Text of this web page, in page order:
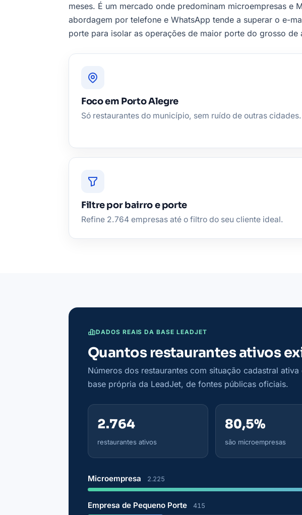
meses. É um mercado onde predominam microempresas e
abordagem por telefone e WhatsApp tende a superar o e-
porte para isolar as operações de maior porte do grosso de
Foco em Porto Alegre
Só restaurantes do município, sem ruído de outras cidades.
Filtre por bairro e porte
Refine 2.764 empresas até o filtro do seu cliente ideal.
DADOS REAIS DA BASE LEADJET
Quantos restaurantes ativos
Números dos restaurantes com situação cadastral ativa
base própria da LeadJet, de fontes públicas oficiais.
2.764
restaurantes ativos
80,5%
são microempresas
Microempresa 2.225
Empresa de Pequeno Porte 415